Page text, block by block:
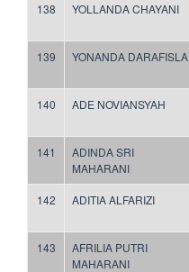
138 YOLLANDA CHAYANI
139 YONANDA DARAFISLA
140 ADE NOVIANSYAH
141
ADINDA SRI
MAHARANI
142 ADITIA ALFARIZI
143
AFRILIA PUTRI
MAHARANI